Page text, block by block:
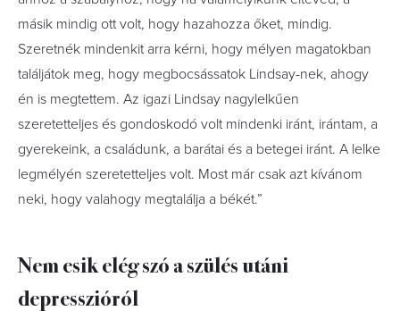
másik mindig ott volt, hogy hazahozza őket, mindig.
Szeretnék mindenkit arra kérni, hogy mélyen magatokban
találjátok meg, hogy megbocsássatok Lindsay-nek, ahogy
én is megtettem. Az igazi Lindsay nagylelkűen
szeretetteljes és gondoskodó volt mindenki iránt, irántam, a
gyerekeink, a családunk, a barátai és a betegei iránt. A lelke
legmélyén szeretetteljes volt. Most már csak azt kívánom
neki, hogy valahogy megtalálja a békét.”
Nem esik elég szó a szülés utáni
depresszióról